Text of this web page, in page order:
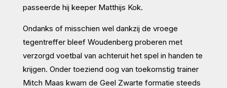
passeerde hij keeper Matthijs Kok.
Ondanks of misschien wel dankzij de vroege
tegentreffer bleef Woudenberg proberen met
verzorgd voetbal van achteruit het spel in handen te
krijgen. Onder toeziend oog van toekomstig trainer
Mitch Maas kwam de Geel Zwarte formatie steeds